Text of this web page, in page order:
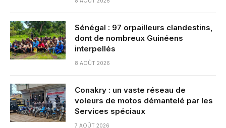
Sénégal : 97 orpailleurs clandestins,
dont de nombreux Guinéens
interpellés
8 AOÛT 2026
Conakry : un vaste réseau de
voleurs de motos démantelé par les
Services spéciaux
7 AOÛT 2026